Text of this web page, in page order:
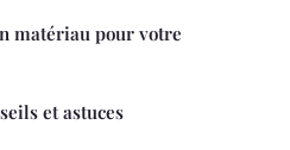
matériau pour votre
et astuces